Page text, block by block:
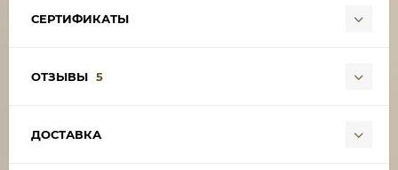
СЕРТИФИКАТЫ
ОТЗЫВЫ 5
ДОСТАВКА